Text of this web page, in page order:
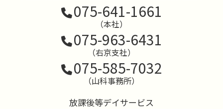
075-641-1661
（本社）
075-963-6431
（右京支社）
075-585-7032
（山科事務所）
放課後等デイサービス